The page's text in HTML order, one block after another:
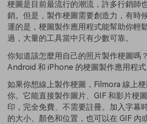
梗圖是目前最流行的潮流，許多行銷師
銷。但是，製作梗圖需要創造力，有時
運的是，梗圖製作應用程式能幫助你輕
過，大量的工具當中只有少數可靠。
你知道該怎麼用自己的照片製作梗圖嗎
Android 和 iPhone 的梗圖製作應用程式
如果你想線上製作梗圖，Filmora 線上
你。它能直接製作圖片、GIF 和影片梗
印，完全免費、不需要註冊。加入字幕
的大小、顏色和位置，也可以在 GIF 內